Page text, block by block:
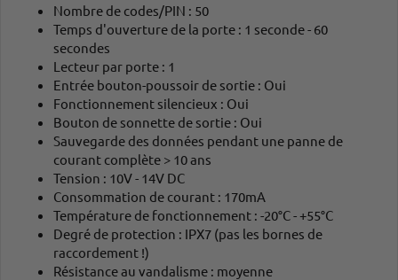
Nombre de codes/PIN : 50
Temps d'ouverture de la porte : 1 seconde - 60
secondes
Lecteur par porte : 1
Entrée bouton-poussoir de sortie : Oui
Fonctionnement silencieux : Oui
Bouton de sonnette de sortie : Oui
Sauvegarde des données pendant une panne de
courant complète > 10 ans
Tension : 10V - 14V DC
Consommation de courant : 170mA
Température de fonctionnement : -20°C - +55°C
Degré de protection : IPX7 (pas les bornes de
raccordement !)
Résistance au vandalisme : moyenne